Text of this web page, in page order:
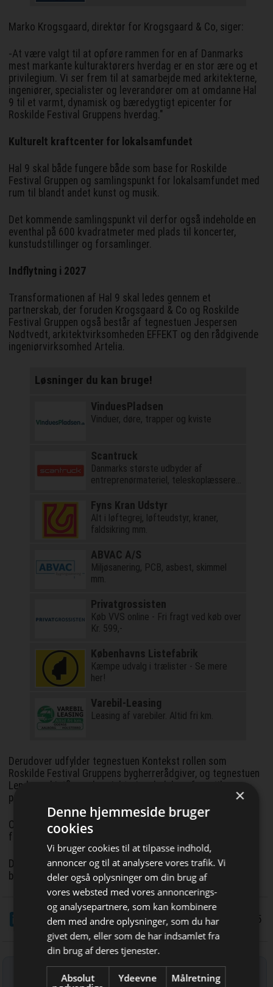
Bliv opdateret hver dag
Få de vigtigste nyheder om
byggebranchen
Marko Krogsgaard, direktør for Krogsgaard & Co, siger:
-At være valgt til at opføre rammen for en af Danmarks
mest markante kulturaktørers hverdag er en stor ære og et
privilegium. Vi ser frem til at samarbejde med arkitekterne,
ingeniører, specialister og leverandører om at omdanne Hal
9 til et varmt, dynamisk og bæredygtigt epicenter for
Roskilde Festival Gruppens hverdag."
Kulturelt kraftcenter for lokalsamfundet
Hal 9 skal både fungere både som base for Roskilde
Festival Gruppen og samlingspunkt for lokalsamfundet med
rum til blandt andet kunst og musik.
Det kommende samlingspunkt vil derfor også indeholde en
eventhal på 600 kvadratmeter med plads til koncerter,
kunstudstillinger og forsamlinger.
Indflytning i 2027
Transformationen af Hal 9 skal ledes gennem et
partnerskab, der foruden Krogsgaard & Co og Roskilde
Festival Gruppen også består af tegnestuen Jespersen
Nødtvedt, arkitektvirksomheden EFFEKT og den rådgivende
ingeniørvirksomhed Artelia.
Løsninger du kan bruge!
VinduesPladsen
Vinduer, døre, trapper og kviste
Scantruck
Danmarks største udbyder af
entreprenørmateriel, teleskoplæssere
Fyns Kran Udstyr
Alt i løftegrej, løfteudstyr, kraner,
faldsikring mm.
ABVAC A/S
Miljøsanering, PCB, asbest, skimmel
mm.
Privatgrossisten
Køb VVS online - Fri fragt ved køb over
Kr. 599,-
Københavns Listefabrik
Kæmpe udvalg i trælister - Se mere
her!
Varebil-Leasing
Leasing af varebiler. Altid fri km.
Derudover udfylder tegnestuen Kontekst rollen som
Roskilde Festival Gruppens bygherrerådgiver, og tegnestuen
Lendager bistår med projekteringsledelsen frem til
projektets afslutning.
Ombygningen af Hal 9 projekteres i løbet af 2025 og
forventes at gå i gang i 2026.
Det nye hus forventes at stå klar til indflytning i
begyndelsen af 2027.
LinkedIn
Del 12/6 2025
Tilmeld nyhedsbrev
×
Denne hjemmeside bruger
cookies
Vi bruger cookies til at tilpasse indhold,
annoncer og til at analysere vores trafik. Vi
deler også oplysninger om din brug af
vores websted med vores annoncerings-
og analysepartnere, som kan kombinere
dem med andre oplysninger, som du har
givet dem, eller som de har indsamlet fra
din brug af deres tjenester.
Absolut
Ydeevne Målretning